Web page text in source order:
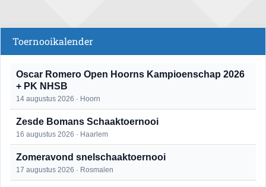
Toernooikalender
Oscar Romero Open Hoorns Kampioenschap 2026
+ PK NHSB
14 augustus 2026 · Hoorn
Zesde Bomans Schaaktoernooi
16 augustus 2026 · Haarlem
Zomeravond snelschaaktoernooi
17 augustus 2026 · Rosmalen